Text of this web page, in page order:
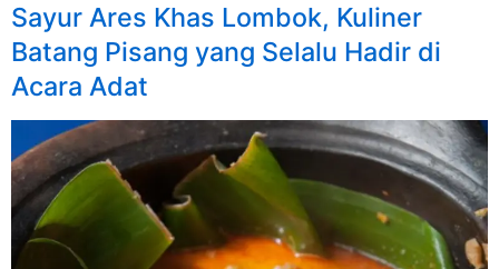
Sayur Ares Khas Lombok, Kuliner
Batang Pisang yang Selalu Hadir di
Acara Adat